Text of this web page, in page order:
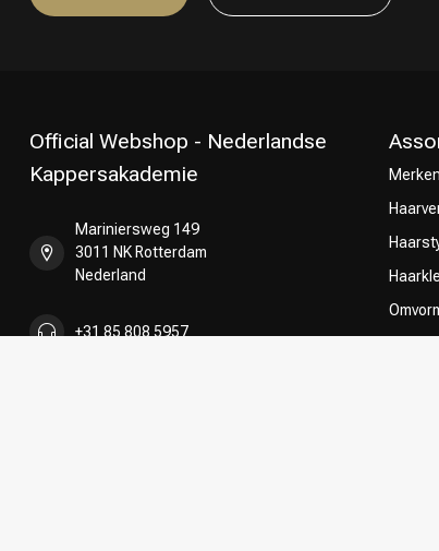
Official Webshop - Nederlandse
Kappersakademie
Mariniersweg 149
3011 NK Rotterdam
Nederland
+31 85 808 5957
Merken